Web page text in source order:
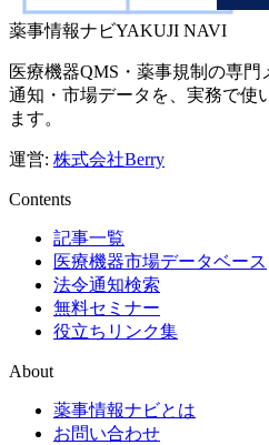
薬事情報ナビYAKUJI NAVI
医療機器QMS・薬事規制の専
通知・市場データを、実務で使
ます。
運営: 株式会社Berry
Contents
記事一覧
医療機器市場データベース
法令通知検索
無料セミナー
役立ちリンク集
About
薬事情報ナビとは
お問い合わせ